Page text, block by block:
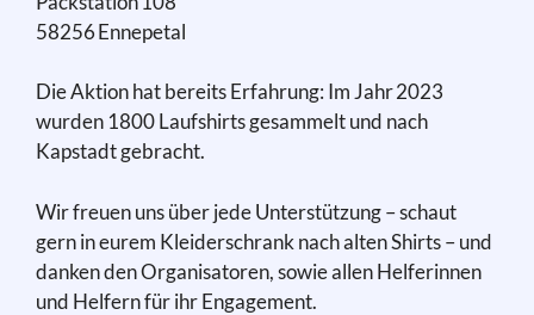
58256 Ennepetal
Die Aktion hat bereits Erfahrung: Im Jahr 2023
wurden 1800 Laufshirts gesammelt und nach
Kapstadt gebracht.
Wir freuen uns über jede Unterstützung – schaut
gern in eurem Kleiderschrank nach alten Shirts – und
danken den Organisatoren, sowie allen Helferinnen
und Helfern für ihr Engagement.